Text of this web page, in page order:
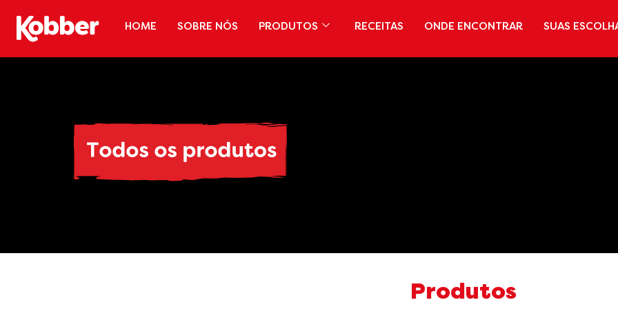
HOME SOBRE NÓS PRODUTOS RECEITAS ONDE ENCONTRAR SUAS
Produtos